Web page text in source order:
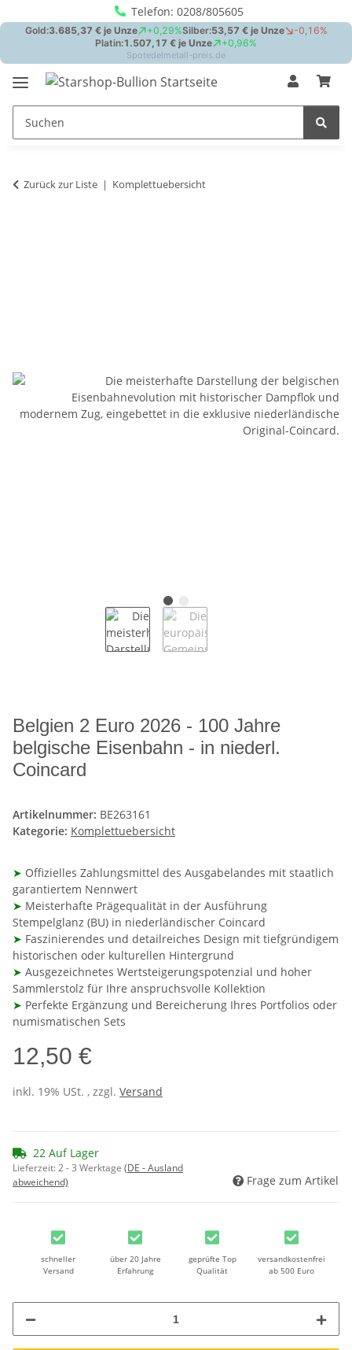
Telefon: 0208/805605
Zurück zur Liste Komplettuebersicht
Belgien 2 Euro 2026 - 100 Jahre
belgische Eisenbahn - in niederl.
Coincard
Artikelnummer: BE263161
Kategorie: Komplettuebersicht
➤ Offizielles Zahlungsmittel des Ausgabelandes mit staatlich
garantiertem Nennwert
➤ Meisterhafte Prägequalität in der Ausführung
Stempelglanz (BU) in niederländischer Coincard
➤ Faszinierendes und detailreiches Design mit tiefgründigem
historischen oder kulturellen Hintergrund
➤ Ausgezeichnetes Wertsteigerungspotenzial und hoher
Sammlerstolz für Ihre anspruchsvolle Kollektion
➤ Perfekte Ergänzung und Bereicherung Ihres Portfolios oder
numismatischen Sets
12,50 €
inkl. 19% USt. , zzgl. Versand
22 Auf Lager
Lieferzeit:2 - 3 Werktage (DE - Ausland
abweichend)
Frage zum Artikel
schneller
Versand
über 20 Jahre
Erfahrung
geprüfte Top
Qualität
versandkostenfrei
ab 500 Euro